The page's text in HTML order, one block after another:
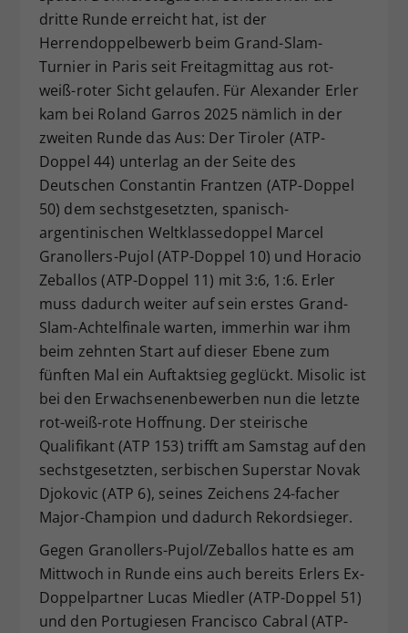
dritte Runde erreicht hat, ist der
Herrendoppelbewerb beim Grand-Slam-
Turnier in Paris seit Freitagmittag aus rot-
weiß-roter Sicht gelaufen. Für Alexander Erler
kam bei Roland Garros 2025 nämlich in der
zweiten Runde das Aus: Der Tiroler (ATP-
Doppel 44) unterlag an der Seite des
Deutschen Constantin Frantzen (ATP-Doppel
50) dem sechstgesetzten, spanisch-
argentinischen Weltklassedoppel Marcel
Granollers-Pujol (ATP-Doppel 10) und Horacio
Zeballos (ATP-Doppel 11) mit 3:6, 1:6. Erler
muss dadurch weiter auf sein erstes Grand-
Slam-Achtelfinale warten, immerhin war ihm
beim zehnten Start auf dieser Ebene zum
fünften Mal ein Auftaktsieg geglückt. Misolic ist
bei den Erwachsenenbewerben nun die letzte
rot-weiß-rote Hoffnung. Der steirische
Qualifikant (ATP 153) trifft am Samstag auf den
sechstgesetzten, serbischen Superstar Novak
Djokovic (ATP 6), seines Zeichens 24-facher
Major-Champion und dadurch Rekordsieger.
Gegen Granollers-Pujol/Zeballos hatte es am
Mittwoch in Runde eins auch bereits Erlers Ex-
Doppelpartner Lucas Miedler (ATP-Doppel 51)
und den Portugiesen Francisco Cabral (ATP-
Zweck
Dieser Wert speichert Ihre Consent-
Einstellungen. Unter anderem eine
zufällig generierte ID, für die
historische Speicherung Ihrer
vorgenommen Einstellungen, falls der
Webseiten-Betreiber dies eingestellt
hat.